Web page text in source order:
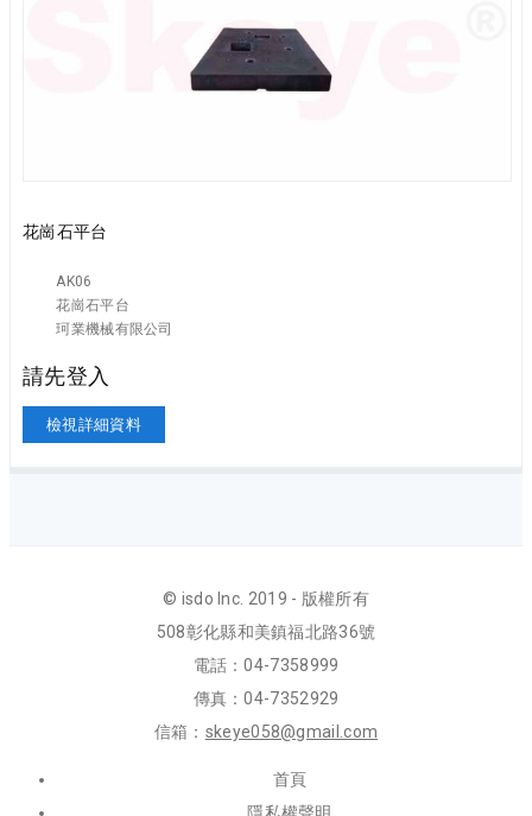
花崗石平台
AK06
花崗石平台
珂業機械有限公司
請先登入
檢視詳細資料
© isdo Inc. 2019 - 版權所有
508彰化縣和美鎮福北路36號
電話：04-7358999
傳真：04-7352929
信箱： skeye058@gmail.com
首頁